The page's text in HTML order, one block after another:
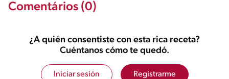
Comentários (0)
¿A quién consentiste con esta rica receta?
Cuéntanos cómo te quedó.
Iniciar sesión Registrarme